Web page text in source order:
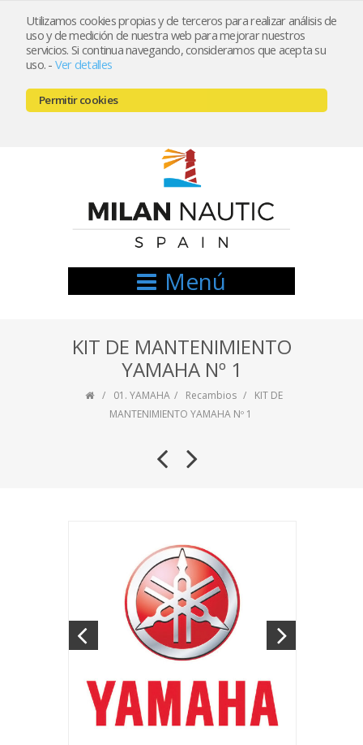
Utilizamos cookies propias y de terceros para realizar análisis de
uso y de medición de nuestra web para mejorar nuestros
servicios. Si continua navegando, consideramos que acepta su
uso. - Ver detalles
Permitir cookies
Registrarse Mi cuenta
666521122 // 654999333
Menú
KIT DE MANTENIMIENTO
YAMAHA Nº 1
01. YAMAHA Recambios
KIT DE
MANTENIMIENTO YAMAHA Nº 1